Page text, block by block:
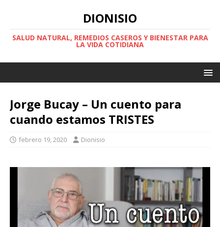
DIONISIO
SALUD NATURAL, REMEDIOS CASEROS Y BIENESTAR PARA
LA VIDA COTIDIANA
Jorge Bucay – Un cuento para
cuando estamos TRISTES
febrero 19, 2020 Dionisio